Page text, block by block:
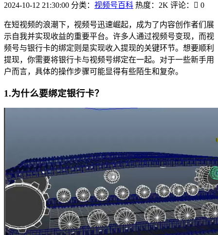
2024-10-12 21:30:00 分类： 视频号百科 热度：2K 评论： 0
在短视频的浪潮下，视频号迅速崛起，成为了内容创作者们展
示自我并实现收益的重要平台。许多人通过视频号变现，而视
频号与银行卡的绑定则是实现收入提现的关键环节。想要顺利
提现，你需要将银行卡与视频号绑定在一起。对于一些新手用
户而言，具体的操作步骤可能显得有些陌生和复杂。
1.为什么要绑定银行卡？